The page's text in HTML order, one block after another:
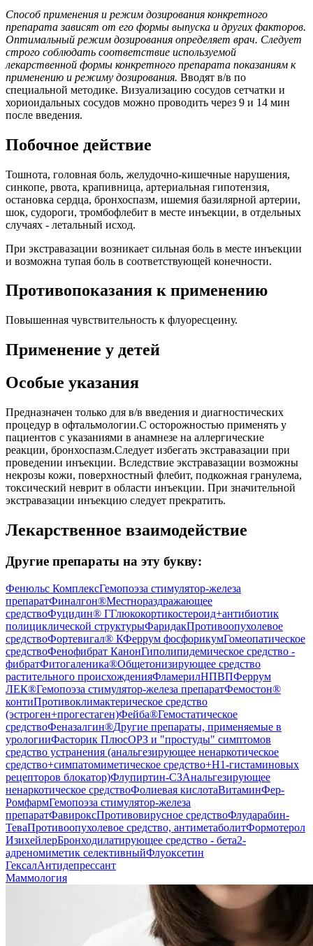
Способ применения и режим дозирования конкретного
препарата зависят от его формы выпуска и других факторов.
Оптимальный режим дозирования определяет врач. Следует
строго соблюдать соответствие используемой
лекарственной формы конкретного препарата показаниям к
применению и режиму дозирования. Вводят в/в по
специальной методике. Визуализацию сосудов сетчатки и
хориоидальных сосудов можно проводить через 9 и 14 мин
после введения.
Побочное действие
Тошнота, головная боль, желудочно-кишечные нарушения,
синкопе, рвота, крапивница, артериальная гипотензия,
остановка сердца, бронхоспазм, ишемия базилярной артерии,
шок, судороги, тромбофлебит в месте инъекции, в отдельных
случаях - летальный исход.
При экстравазации возникает сильная боль в месте инъекции
и возможна тупая боль в соответствующей конечности.
Противопоказания к применению
Повышенная чувствительность к флуоресцеину.
Применение у детей
Особые указания
Предназначен только для в/в введения и диагностических
процедур в офтальмологии.С осторожностью применять у
пациентов с указаниями в анамнезе на аллергические
реакции, бронхоспазм.Следует избегать экстравазации при
проведении инъекции. Вследствие экстравазации возможны
некрозы кожи, поверхностный флебит, подкожная гранулема,
токсический неврит в области инъекции. При значительной
экстравазации инъекцию следует прекратить.
Лекарственное взаимодействие
Другие препараты на эту букву:
Фенюльс КомплексГемопоэза стимулятор-железа
препаратФиналгон®Местнораздражающее
средствоФуцидин® ГГлюкокортикостероид+антибиотик
полициклической структурыФаридакПротивоопухолевое
средствоФортевигал® КФеррум фосфорикумГомеопатическое
средствоФенофибрат КанонГиполипидемическое средство -
фибратФитогаленика®Общетонизирующее средство
растительного происхожденияФламерилНПВПФеррум
ЛЕК®Гемопоэза стимулятор-железа препаратФемостон®
контиПротивоклимактерическое средство
(эстроген+прогестаген)Фейба®Гемостатическое
средствоФеназалгин®Другие препараты, применяемые в
урологииФасторик ПлюсОРЗ и "простуды" симптомов
средство устранения (анальгезирующее ненаркотическое
средство+симпатомиметическое средство+H1-гистаминовых
рецепторов блокатор)Флупиртин-СЗАнальгезирующее
ненаркотическое средствоФолиевая кислотаВитаминФер-
РомфармГемопоэза стимулятор-железа
препаратФавироксПротивовирусное средствоФлударабин-
ТеваПротивоопухолевое средство, антиметаболитФормотерол
ИзихейлерБронходилатирующее средство - бета2-
адреномиметик селективныйФлуоксетин
ГексалАнтидепрессант
Маммология